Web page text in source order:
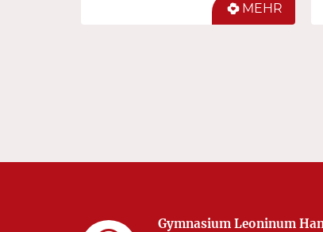
MEHR
Gymnasium Leoninum